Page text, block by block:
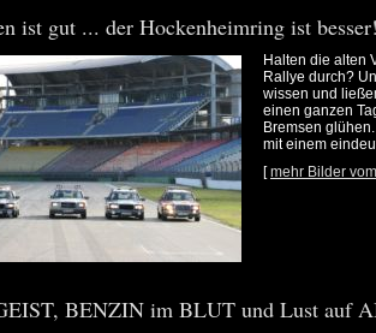
ist gut ... der Hockenheimring ist besser!
Halten die alten
Rallye durch?
wissen und
einen ganzen
Bremsen
mit einem
[mehr Bilder
BENZIN im BLUT und Lust auf